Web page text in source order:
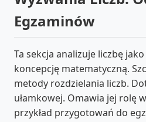
Egzaminów
Ta sekcja analizuje liczbę
koncepcję matematyczną.
metody rozdzielania liczb.
ułamkowej. Omawia jej rolę
przykład przygotowań do